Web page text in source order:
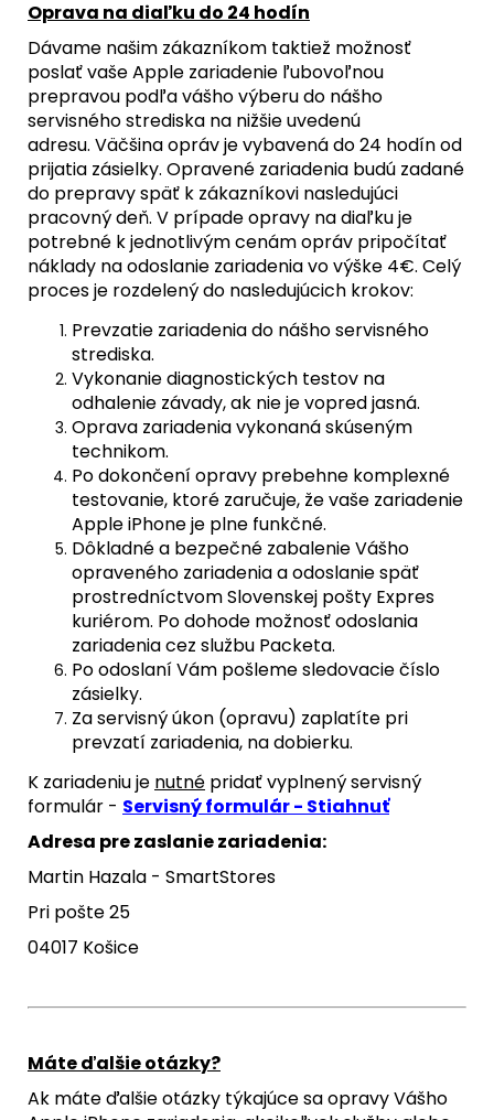
Oprava na diaľku do 24 hodín
Dávame našim zákazníkom taktiež možnosť
poslať vaše Apple zariadenie ľubovoľnou
prepravou podľa vášho výberu do nášho
servisného strediska na nižšie uvedenú
adresu. Väčšina opráv je vybavená do 24 hodín od
prijatia zásielky. Opravené zariadenia budú zadané
do prepravy späť k zákazníkovi nasledujúci
pracovný deň. V prípade opravy na diaľku je
potrebné k jednotlivým cenám opráv pripočítať
náklady na odoslanie zariadenia vo výške 4€. Celý
proces je rozdelený do nasledujúcich krokov:
Prevzatie zariadenia do nášho servisného
strediska.
Vykonanie diagnostických testov na
odhalenie závady, ak nie je vopred jasná.
Oprava zariadenia vykonaná skúseným
technikom.
Po dokončení opravy prebehne komplexné
testovanie, ktoré zaručuje, že vaše zariadenie
Apple iPhone je plne funkčné.
Dôkladné a bezpečné zabalenie Vášho
opraveného zariadenia a odoslanie späť
prostredníctvom Slovenskej pošty Expres
kuriérom. Po dohode možnosť odoslania
zariadenia cez službu Packeta.
Po odoslaní Vám pošleme sledovacie číslo
zásielky.
Za servisný úkon (opravu) zaplatíte pri
prevzatí zariadenia, na dobierku.
K zariadeniu je nutné pridať vyplnený servisný
formulár - Servisný formulár - Stiahnuť
Adresa pre zaslanie zariadenia:
Martin Hazala - SmartStores
Pri pošte 25
04017 Košice
Máte ďalšie otázky?
Ak máte ďalšie otázky týkajúce sa opravy Vášho